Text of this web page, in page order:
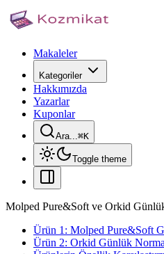
Makaleler
Kategoriler
Hakkımızda
Yazarlar
Kuponlar
Ara...⌘K
Toggle theme
Molped Pure&Soft ve Orkid Günlük
Ürün 1: Molped Pure&Soft
Ürün 2: Orkid Günlük